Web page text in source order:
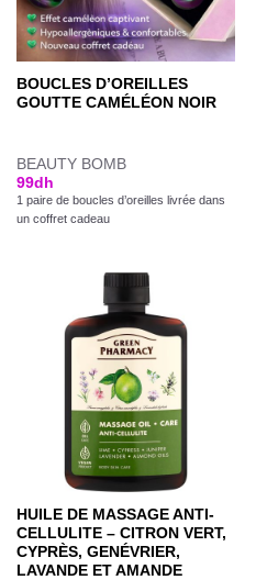
BOUCLES D’OREILLES
GOUTTE CAMÉLÉON NOIR
BEAUTY BOMB
99dh
1 paire de boucles d’oreilles livrée dans
un coffret cadeau
HUILE DE MASSAGE ANTI-
CELLULITE – CITRON VERT,
CYPRÈS, GENÉVRIER,
LAVANDE ET AMANDE